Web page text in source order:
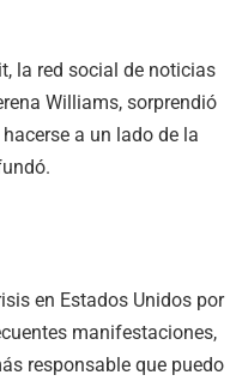
la red social de noticias
Williams, sorprendió
a un lado de la
en Estados Unidos por
manifestaciones,
responsable que puedo